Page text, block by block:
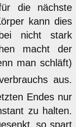
die nächste
kann dies
nicht stark
macht der
man schläft)
aus.
Endes nur
zu halten.
so spart